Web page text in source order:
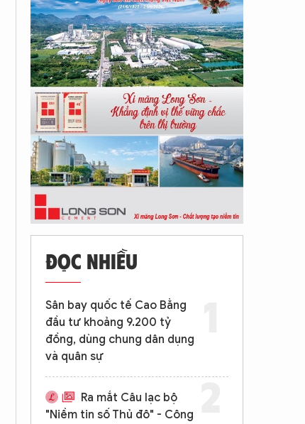
ĐỌC NHIỀU
Sân bay quốc tế Cao Bằng
đầu tư khoảng 9.200 tỷ
đồng, dùng chung dân dụng
và quân sự
Ra mắt Câu lạc bộ
"Niềm tin số Thủ đô" - Công